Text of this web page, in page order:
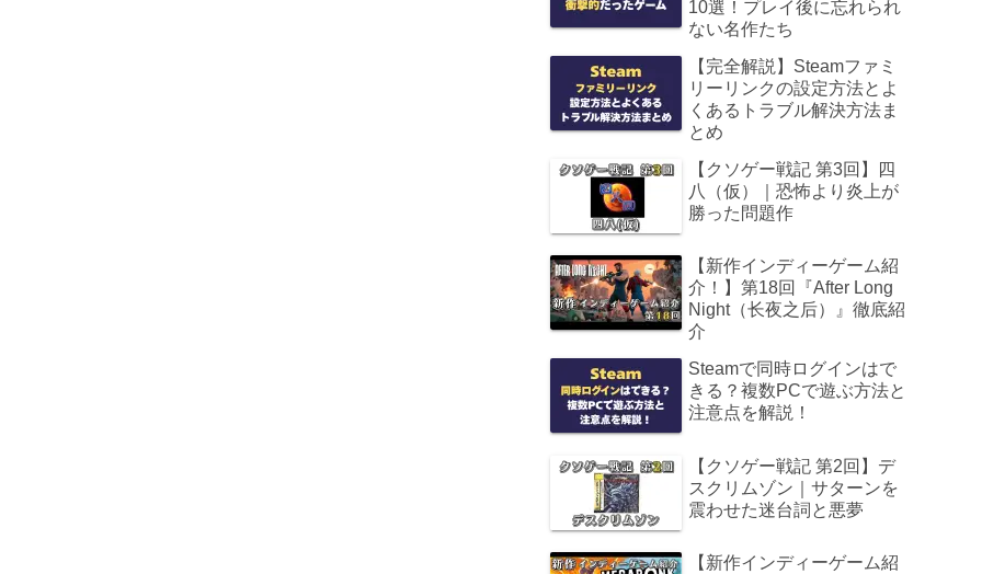
10選！プレイ後に忘れられ
ない名作たち
【完全解説】Steamファミ
リーリンクの設定方法とよ
くあるトラブル解決方法ま
とめ
【クソゲー戦記 第3回】四
八（仮）｜恐怖より炎上が
勝った問題作
【新作インディーゲーム紹
介！】第18回『After Long
Night（长夜之后）』徹底紹
介
Steamで同時ログインはで
きる？複数PCで遊ぶ方法と
注意点を解説！
【クソゲー戦記 第2回】デ
スクリムゾン｜サターンを
震わせた迷台詞と悪夢
【新作インディーゲーム紹